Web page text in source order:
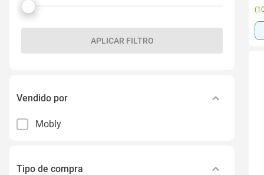
APLICAR FILTRO
Vendido por
Mobly
Tipo de compra
(